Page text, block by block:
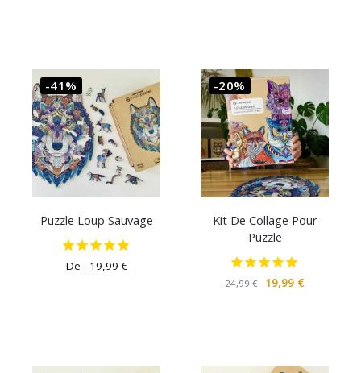
-41%
Puzzle Loup Sauvage
De : 19,99€
-20%
Kit De Collage Pour
Puzzle
24,99€ 19,99 €